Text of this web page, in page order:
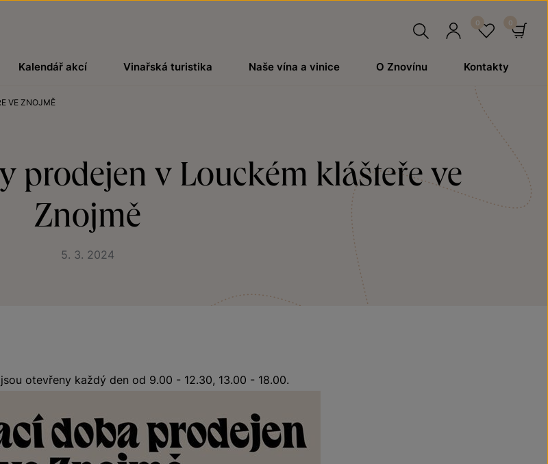
Kalendář akcí Vinařská turistika Naše vína a vinice O Znovínu Kontakty
VE ZNOJMĚ
prodejen v Louckém klášteře ve
Znojmě
5. 3. 2024
otevřeny každý den od 9.00 - 12.30, 13.00 - 18.00.